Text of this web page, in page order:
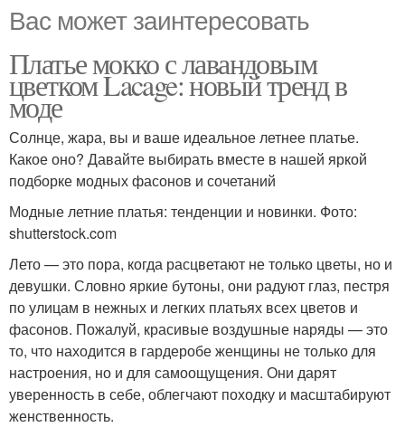
Вас может заинтересовать
Платье мокко с лавандовым
цветком Lacage: новый тренд в
моде
Солнце, жара, вы и ваше идеальное летнее платье.
Какое оно? Давайте выбирать вместе в нашей яркой
подборке модных фасонов и сочетаний
Модные летние платья: тенденции и новинки. Фото:
shutterstock.com
Лето — это пора, когда расцветают не только цветы, но и
девушки. Словно яркие бутоны, они радуют глаз, пестря
по улицам в нежных и легких платьях всех цветов и
фасонов. Пожалуй, красивые воздушные наряды — это
то, что находится в гардеробе женщины не только для
настроения, но и для самоощущения. Они дарят
уверенность в себе, облегчают походку и масштабируют
женственность.